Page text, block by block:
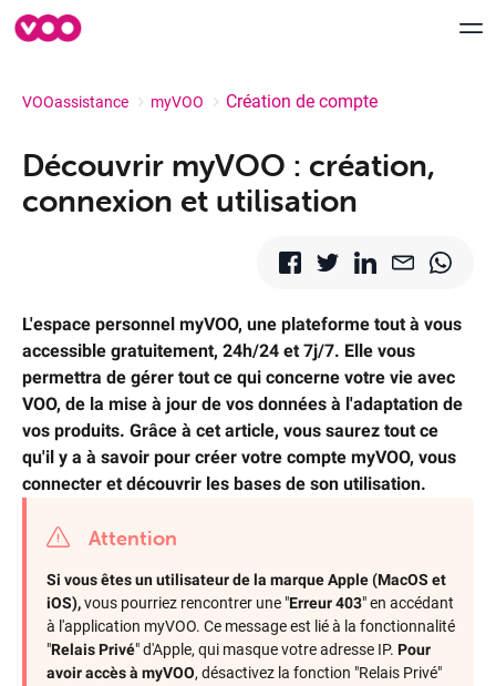
myVOO
Déménagement
Contactez-nous
VOOassistance myVOO Création de compte
Découvrir myVOO : création,
connexion et utilisation
L'espace personnel myVOO, une plateforme tout à vous
accessible gratuitement, 24h/24 et 7j/7. Elle vous
permettra de gérer tout ce qui concerne votre vie avec
VOO, de la mise à jour de vos données à l'adaptation de
vos produits. Grâce à cet article, vous saurez tout ce
qu'il y a à savoir pour créer votre compte myVOO, vous
connecter et découvrir les bases de son utilisation.
Attention
Si vous êtes un utilisateur de la marque Apple (MacOS et
iOS),vous pourriez rencontrer une "Erreur 403" en accédant
à l'application myVOO. Ce message est lié à la fonctionnalité
"Relais Privé" d'Apple, qui masque votre adresse IP. Pour
avoir accès à myVOO, désactivez la fonction "Relais Privé"